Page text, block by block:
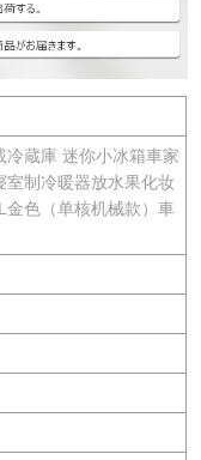
冷蔵庫 迷你小冰箱車家
室制冷暖器放水果化妆
金色（单核机械款）車